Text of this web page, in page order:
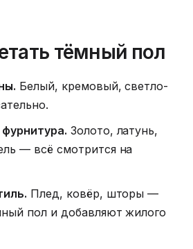
тёмный пол
Белый, кремовый, светло-
Золото, латунь,
— всё смотрится на
Плед, ковёр, шторы —
пол и добавляют жилого